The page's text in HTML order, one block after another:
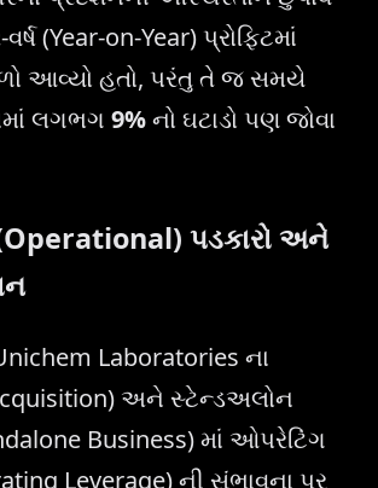
(Year-on-Year) પ્રોફિટમાં
આવ્યો હતો, પરંતુ તે જ સમયે
લગભગ 9%નો ઘટાડો પણ જોવા
પડકારો અને
Laboratories ના
અને સ્ટેન્ડઅલોન
Business) માં ઓપરેટિંગ
Leverage) ની સંભાવના પર